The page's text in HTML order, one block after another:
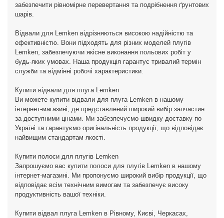
забезпечити рівномірне перевертання та подрібнення ґрунтових
шарів.
Відвали для Lemken відрізняються високою надійністю та
ефективністю. Вони підходять для різних моделей плугів
Lemken, забезпечуючи якісне виконання польових робіт у
будь-яких умовах. Наша продукція гарантує тривалий термін
служби та відмінні робочі характеристики.
Купити відвали для плуга Lemken
Ви можете купити відвали для плуга Lemken в нашому
інтернет-магазині, де представлений широкий вибір запчастин
за доступними цінами. Ми забезпечуємо швидку доставку по
Україні та гарантуємо оригінальність продукції, що відповідає
найвищим стандартам якості.
Купити полоси для плугів Lemken
Запрошуємо вас купити полоси для плугів Lemken в нашому
інтернет-магазині. Ми пропонуємо широкий вибір продукції, що
відповідає всім технічним вимогам та забезпечує високу
продуктивність вашої техніки.
Купити відвал плуга Lemken в Рівному, Києві, Черкасах,